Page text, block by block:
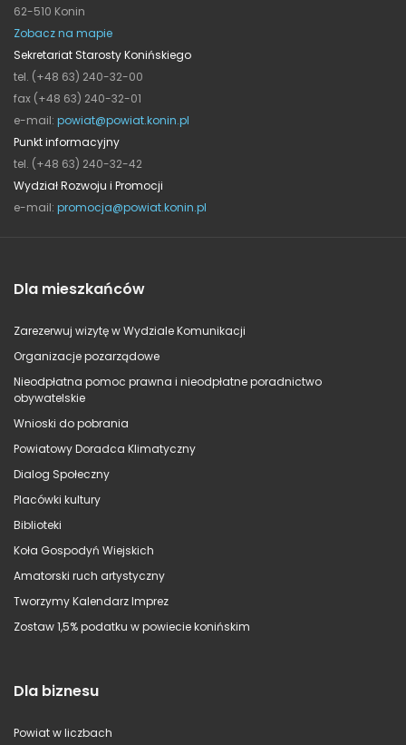
62-510 Konin
Zobacz na mapie
Sekretariat Starosty Konińskiego
tel. (+48 63) 240-32-00
fax (+48 63) 240-32-01
e-mail: powiat@powiat.konin.pl
Punkt informacyjny
tel. (+48 63) 240-32-42
Wydział Rozwoju i Promocji
e-mail: promocja@powiat.konin.pl
Dla mieszkańców
Zarezerwuj wizytę w Wydziale Komunikacji
Organizacje pozarządowe
Nieodpłatna pomoc prawna i nieodpłatne poradnictwo
obywatelskie
Wnioski do pobrania
Powiatowy Doradca Klimatyczny
Dialog Społeczny
Placówki kultury
Biblioteki
Koła Gospodyń Wiejskich
Amatorski ruch artystyczny
Tworzymy Kalendarz Imprez
Zostaw 1,5% podatku w powiecie konińskim
Dla biznesu
Powiat w liczbach